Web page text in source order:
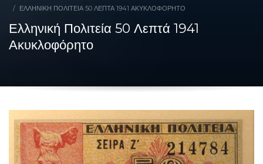
ΕΛΛΗΝΙΚΉ ΠΟΛΙΤΕΊΑ 50 ΛΕΠΤΆ 1941 ΑΚΥΚΛΟΦΌΡΗΤΟ
Ελληνική Πολιτεία 50 Λεπτά 1941
Ακυκλοφόρητο